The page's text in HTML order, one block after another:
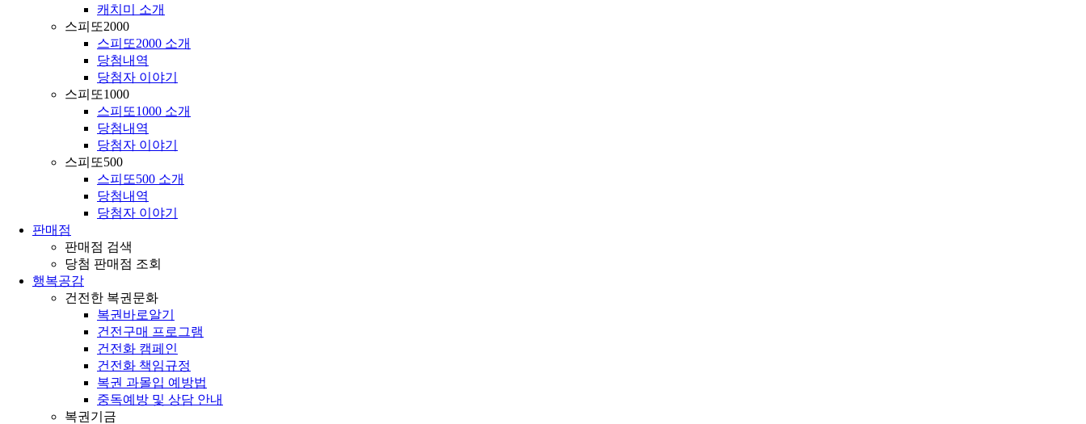
캐치미 소개
스피또2000
스피또2000 소개
당첨내역
당첨자 이야기
스피또1000
스피또1000 소개
당첨내역
당첨자 이야기
스피또500
스피또500 소개
당첨내역
당첨자 이야기
판매점
판매점 검색
당첨 판매점 조회
행복공감
건전한 복권문화
복권바로알기
건전구매 프로그램
건전화 캠페인
건전화 책임규정
복권 과몰입 예방법
중독예방 및 상담 안내
복권기금